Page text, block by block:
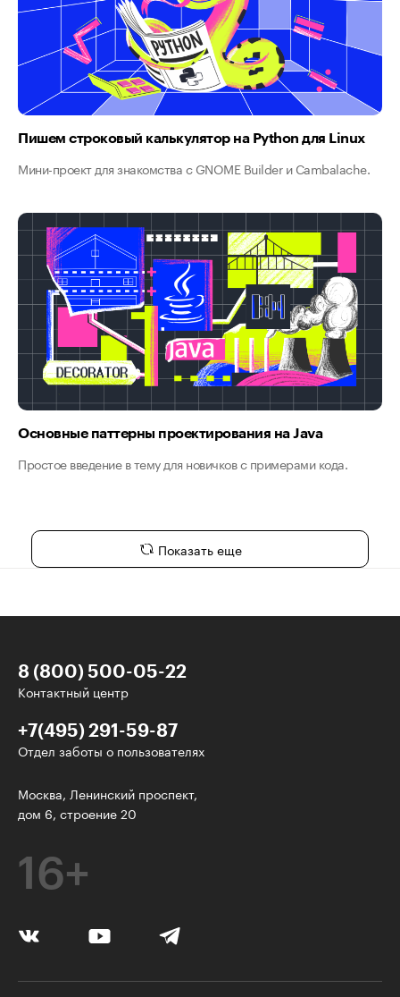
Пишем строковый калькулятор на Python для Linux
Мини-проект для знакомства с GNOME Builder и Cambalache.
Основные паттерны проектирования на Java
Простое введение в тему для новичков с примерами кода.
Показать еще
8 (800) 500-05-22
Контактный центр
+7(495) 291-59-87
Отдел заботы о пользователях
Москва, Ленинский проспект,
дом 6, строение 20
16+
У нас есть классные рассылки!